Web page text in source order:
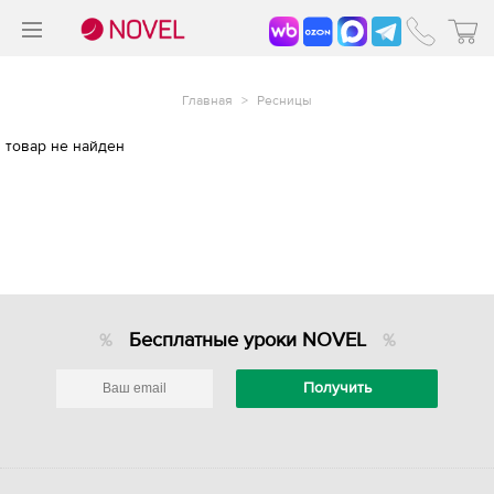
Главная > Ресницы
товар не найден
Бесплатные уроки NOVEL